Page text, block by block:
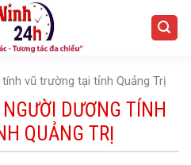
vũ trường tại tỉnh Quảng Trị
DƯƠNG TÍNH
QUẢNG TRỊ